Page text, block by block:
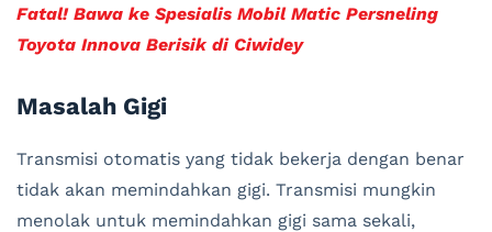
Fatal! Bawa ke Spesialis Mobil Matic Persneling
Toyota Innova Berisik di Ciwidey
Masalah Gigi
Transmisi otomatis yang tidak bekerja dengan benar
tidak akan memindahkan gigi. Transmisi mungkin
menolak untuk memindahkan gigi sama sekali,